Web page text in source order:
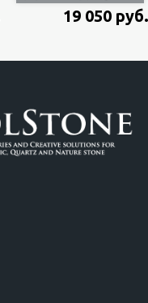
GKF 600
060160A100, 600
в чемодане
19 050 руб.